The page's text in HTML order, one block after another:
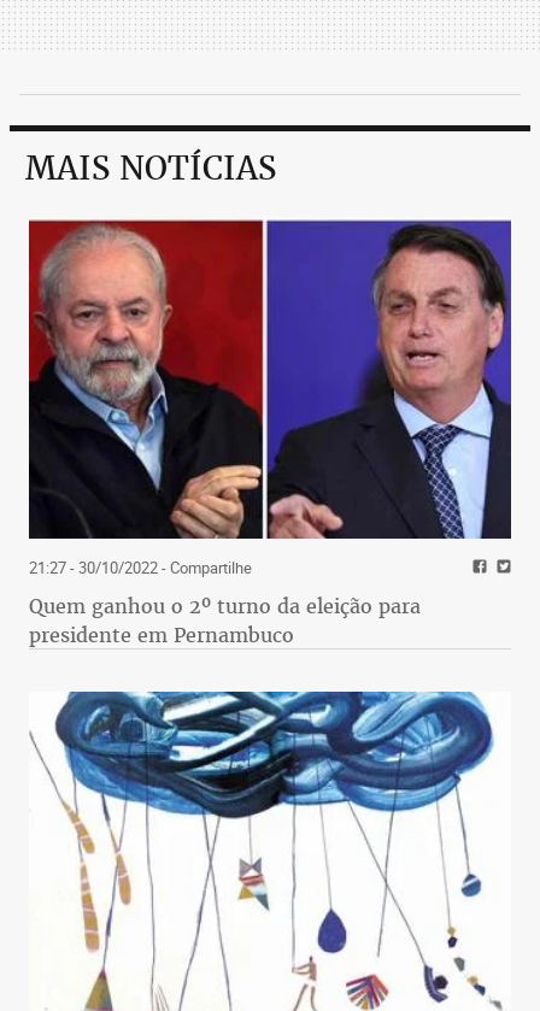
MAIS NOTÍCIAS
21:27 - 30/10/2022- Compartilhe
Quem ganhou o 2º turno da eleição para
presidente em Pernambuco